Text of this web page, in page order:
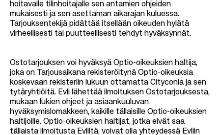
hoitavalle tilinhoitajalle sen antamien ohjeiden
mukaisesti ja sen asettaman aikarajan kuluessa.
Tarjouksentekijä pidättää itsellään oikeuden hylätä
virheellisesti tai puutteellisesti tehdyt hyväksynnät.
Ostotarjouksen voi hyväksyä Optio-oikeuksien haltija,
joka on Tarjousaikana rekisteröitynä Optio-oikeuksia
koskevaan rekisteriin lukuun ottamatta Cityconia ja sen
tytäryhtiöitä. Evli lähettää ilmoituksen Ostotarjouksesta,
mukaan lukien ohjeet ja asiaankuuluvan
hyväksymislomakkeen, kaikille tällaisille Optio-oikeuksien
haltijoille. Optio-oikeuksien haltijat, jotka eivät saa
tällaista ilmoitusta Evliltä, voivat olla yhteydessä Evliin